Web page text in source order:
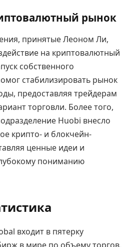
рынок
принятые Леоном Ли,
на криптовалютный
собственного
стабилизировать рынок
предоставляя трейдерам
торговли. Более того,
Huobi внесло
крипто- и блокчейн-
ценные идеи и
пониманию
входит в пятерку